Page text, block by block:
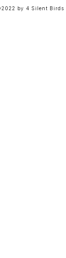
by 4 Silent Birds